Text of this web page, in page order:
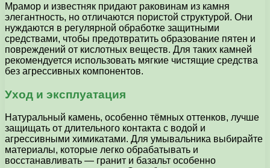
Мрамор и известняк придают раковинам из камня
элегантность, но отличаются пористой структурой. Они
нуждаются в регулярной обработке защитными
средствами, чтобы предотвратить образование пятен и
повреждений от кислотных веществ. Для таких камней
рекомендуется использовать мягкие чистящие средства
без агрессивных компонентов.
Уход и эксплуатация
Натуральный камень, особенно тёмных оттенков, лучше
защищать от длительного контакта с водой и
агрессивными химикатами. Для умывальника выбирайте
материалы, которые легко обрабатывать и
восстанавливать — гранит и базальт особенно